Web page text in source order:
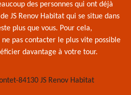
des personnes qui ont déjà
JS Renov Habitat qui se situe dans
plus que vous. Pour cela,
pas contacter le plus vite possible
davantage à votre tour.